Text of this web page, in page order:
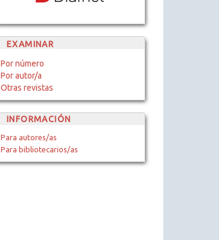
EXAMINAR
Por número
Por autor/a
Otras revistas
INFORMACIÓN
Para autores/as
Para bibliotecarios/as